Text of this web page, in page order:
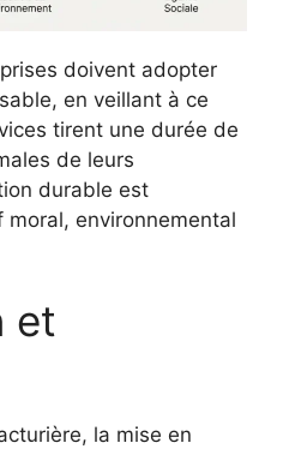
doivent adopter
en veillant à ce
tirent une durée de
de leurs
durable est
environnemental
et
la mise en